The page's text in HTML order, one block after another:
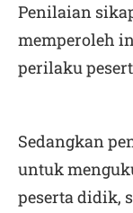
Penilaian
memperoleh
perilaku
Sedangkan
untuk
peserta didik,